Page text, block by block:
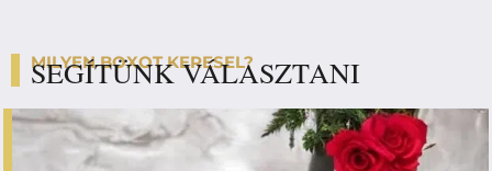
MILYEN BOXOT KERESEL?
SEGÍTÜNK VÁLASZTANI